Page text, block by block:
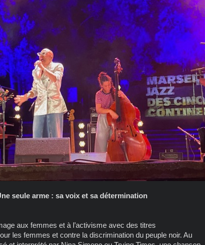
seule arme : sa voix et sa détermination
aux femmes et à l’activisme avec des titres
les femmes et contre la discrimination du peuple noir. Au